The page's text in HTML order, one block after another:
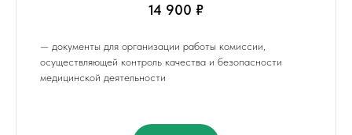
14 900 ₽
— документы для организации работы комиссии,
осуществляющей контроль качества и безопасности
медицинской деятельности